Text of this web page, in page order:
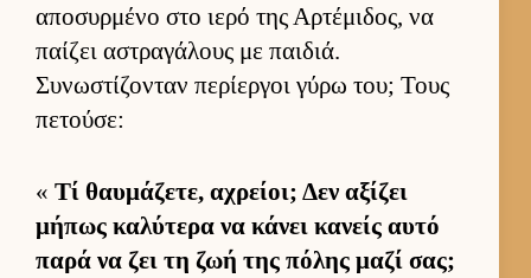
αποσυρ­μένο στο ιερό της Αρ­τέμιδος, να
παί­ζει αστραγάλους με παι­διά.
Συνωστίζονταν περίερ­γοι γύρω του; Τους
πετού­σε:
« Τί θαυ­μάζετε, αχρεί­οι; Δεν αξίζει
μήπως καλύτερα να κάνει κανείς αυτό
παρά να ζει τη ζωή της πόλης μαζί σας;